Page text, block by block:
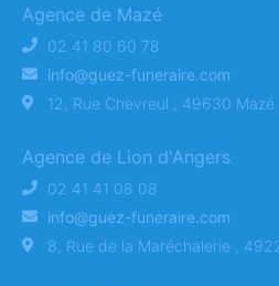
Agence de Mazé
02 41 80 60 78
info@guez-funeraire.com
12, Rue Chevreul , 49630 Mazé
Agence de Lion d'Angers
02 41 41 08 08
info@guez-funeraire.com
8, Rue de la Maréchalerie ,